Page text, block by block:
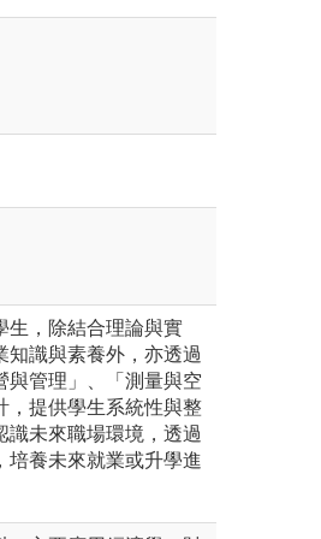
生，除結合理論與實
知識與素養外，亦透過
與管理」、「測量與空
，提供學生系統性與整
識未來職場環境，透過
培養未來就業或升學進